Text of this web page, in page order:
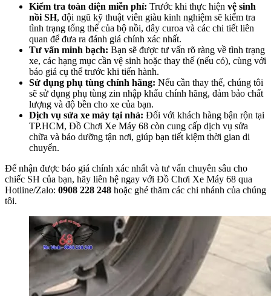
Kiểm tra toàn diện miễn phí: Trước khi thực hiện vệ sinh
nồi SH, đội ngũ kỹ thuật viên giàu kinh nghiệm sẽ kiểm tra
tình trạng tổng thể của bộ nồi, dây curoa và các chi tiết liên
quan để đưa ra đánh giá chính xác nhất.
Tư vấn minh bạch: Bạn sẽ được tư vấn rõ ràng về tình trạng
xe, các hạng mục cần vệ sinh hoặc thay thế (nếu có), cùng với
báo giá cụ thể trước khi tiến hành.
Sử dụng phụ tùng chính hãng: Nếu cần thay thế, chúng tôi
sẽ sử dụng phụ tùng zin nhập khẩu chính hãng, đảm bảo chất
lượng và độ bền cho xe của bạn.
Dịch vụ sửa xe máy tại nhà: Đối với khách hàng bận rộn tại
TP.HCM, Đồ Chơi Xe Máy 68 còn cung cấp dịch vụ sửa
chữa và bảo dưỡng tận nơi, giúp bạn tiết kiệm thời gian di
chuyển.
Để nhận được báo giá chính xác nhất và tư vấn chuyên sâu cho
chiếc SH của bạn, hãy liên hệ ngay với Đồ Chơi Xe Máy 68 qua
Hotline/Zalo: 0908 228 248 hoặc ghé thăm các chi nhánh của chúng
tôi.